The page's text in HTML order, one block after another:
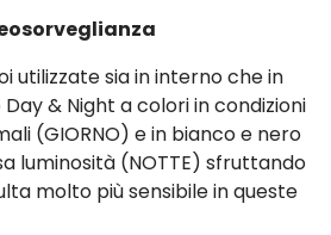
utilizzate sia in interno che in
& Night a colori in condizioni
(GIORNO) e in bianco e nero
luminosità (NOTTE) sfruttando
molto più sensibile in queste